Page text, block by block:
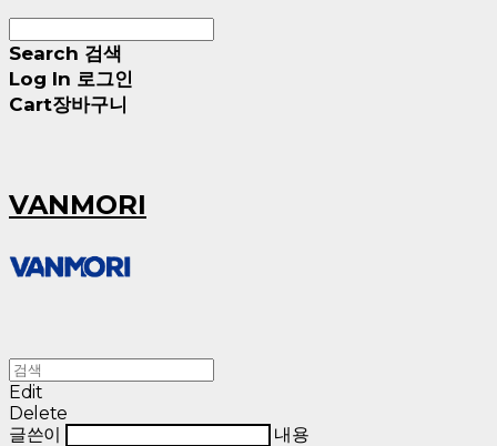
Search 검색
Log In 로그인
Cart장바구니
VANMORI
Edit
Delete
글쓴이
내용